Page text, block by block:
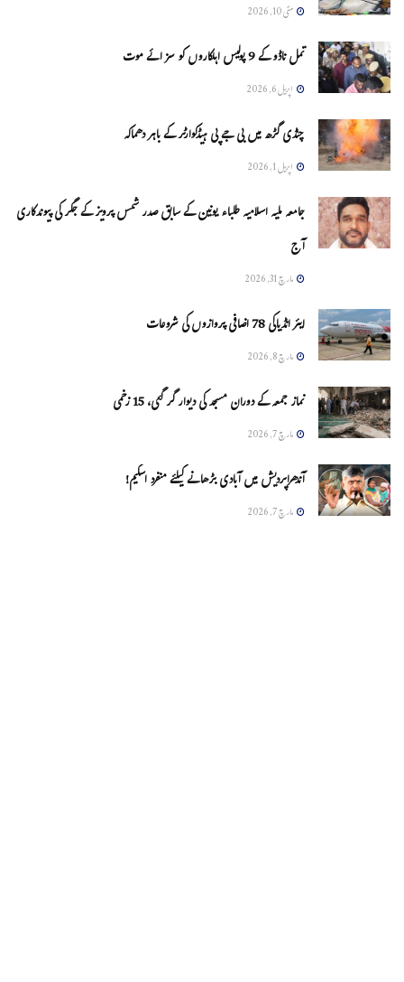
مئی 10, 2026
تمل ناڈو کے 9 پولیس اہلکاروں کو سزائے موت
اپریل 6, 2026
چنڈی گڑھ میں بی جے پی ہیڈکوارٹر کے باہر دھماکہ
اپریل 1, 2026
جامعہ ملیہ اسلامیہ طلباء یونین کے سابق صدر شمس پرویز کے جگر کی پیوندکاری
آج
مارچ 31, 2026
ایئر انڈیاکی 78 اضافی پروازوں کی شروعات
مارچ 8, 2026
نماز جمعہ کے دوران مسجد کی دیوار گر گئی، 15 زخمی
مارچ 7, 2026
آندھراپردیش میں آبادی بڑھانے کیلئے منفرد اسکیم!
مارچ 7, 2026